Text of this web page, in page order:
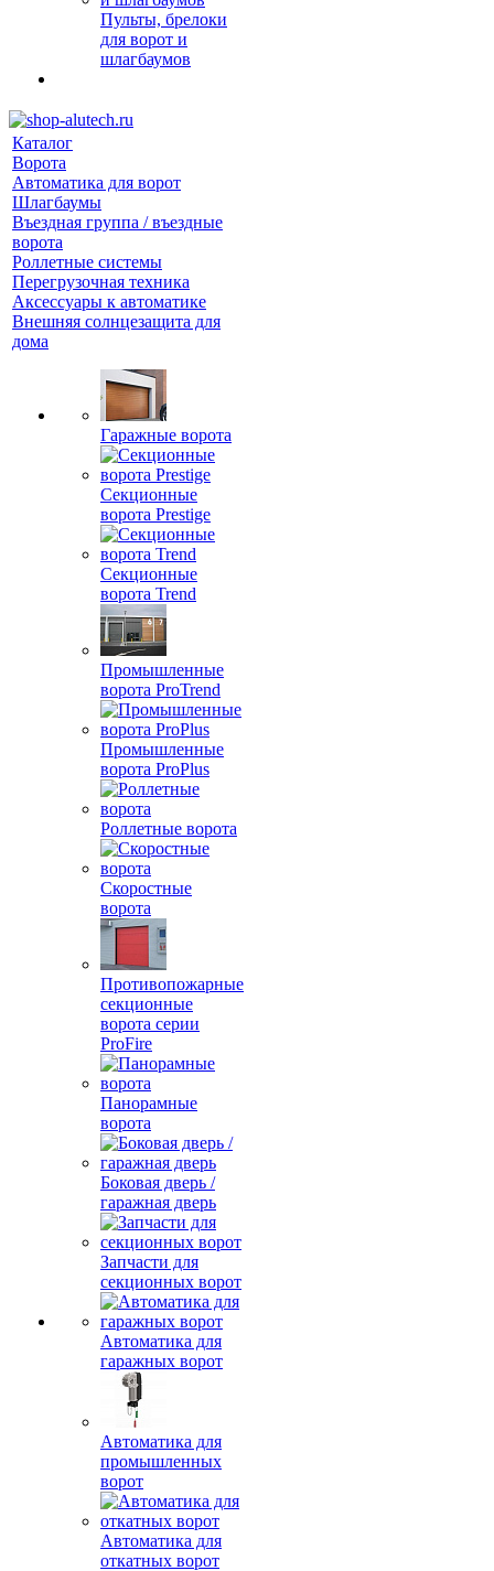
Пульты, брелоки
для ворот и
шлагбаумов
Каталог
Ворота
Автоматика для ворот
Шлагбаумы
Въездная группа / въездные
ворота
Роллетные системы
Перегрузочная техника
Аксессуары к автоматике
Внешняя солнцезащита для
дома
Гаражные ворота
Секционные
ворота Prestige
Секционные
ворота Trend
Промышленные
ворота ProTrend
Промышленные
ворота ProPlus
Роллетные ворота
Скоростные
ворота
Противопожарные
секционные
ворота серии
ProFire
Панорамные
ворота
Боковая дверь /
гаражная дверь
Запчасти для
секционных ворот
Автоматика для
гаражных ворот
Автоматика для
промышленных
ворот
Автоматика для
откатных ворот